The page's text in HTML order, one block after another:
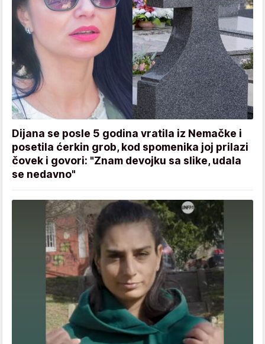
Dijana se posle 5 godina vratila iz Nemačke i
posetila ćerkin grob, kod spomenika joj prilazi
čovek i govori: "Znam devojku sa slike, udala
se nedavno"